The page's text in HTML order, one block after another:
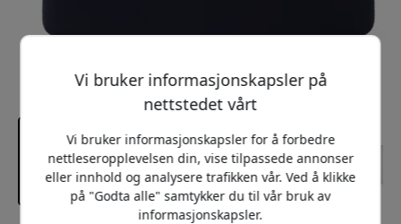
Vi bruker informasjonskapsler på
nettstedet vårt
Vi bruker informasjonskapsler for å forbedre
nettleseropplevelsen din, vise tilpassede annonser
eller innhold og analysere trafikken vår. Ved å klikke
på "Godta alle" samtykker du til vår bruk av
informasjonskapsler.